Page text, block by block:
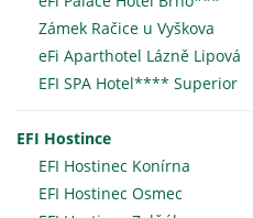
Zámek Račice u Vyškova
eFi Aparthotel Lázně Lipová
EFI SPA Hotel**** Superior
EFI Hostince
EFI Hostinec Konírna
EFI Hostinec Osmec